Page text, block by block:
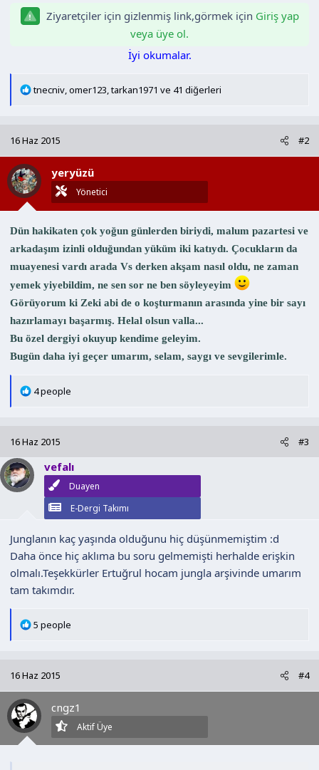
Ziyaretçiler için gizlenmiş link,görmek için Giriş yap
veya üye ol.
İyi okumalar.
T
i
l
e
r
tnecniv,omer123,tarkan1971 ve 41 diğerleri
16 Haz 2015 #2
yeryüzü
Yönetici
Dün hakikaten çok yoğun günlerden biriydi, malum pazartesi ve
arkadaşım izinli olduğundan yüküm iki katıydı. Çocukların da
muayenesi vardı arada Vs derken akşam nasıl oldu, ne zaman
yemek yiyebildim, ne sen sor ne ben söyleyeyim
Görüyorum ki Zeki abi de o koşturmanın arasında yine bir sayı
hazırlamayı başarmış. Helal olsun valla...
Bu özel dergiyi okuyup kendime geleyim.
Bugün daha iyi geçer umarım, selam, saygı ve sevgilerimle.
T
i
l
e
4 people
16 Haz 2015 #3
vefalı
Duayen
E-Dergi Takımı
Junglanın kaç yaşında olduğunu hiç düşünmemiştim :d
Daha önce hiç aklıma bu soru gelmemişti herhalde erişkin
olmalı.Teşekkürler Ertuğrul hocam jungla arşivinde umarım
tam takımdır.
T
i
l
e
r
5 people
16 Haz 2015 #4
cngz1
Aktif Üye